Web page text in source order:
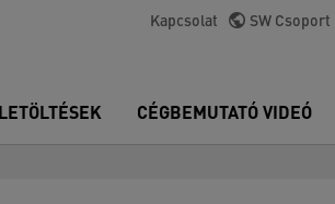
Kapcsolat SW Csoport
CÉGBEMUTATÓ VIDEÓ